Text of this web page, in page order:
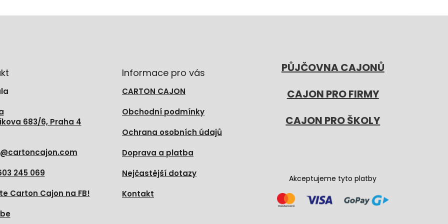
683/6, Praha 4
@cartoncajon.com
245 069
Carton Cajon na FB!
Informace pro vás
CARTON CAJON
Obchodní podmínky
Ochrana osobních údajů
Doprava a platba
Nejčastější dotazy
Kontakt
PŮJČOVNA CAJONŮ
CAJON PRO FIRMY
CAJON PRO ŠKOLY
Akceptujeme tyto platby